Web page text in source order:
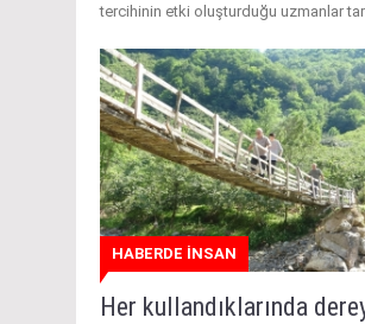
tercihinin etki oluşturduğu uzmanlar
HABERDE İNSAN
Her kullandıklarında